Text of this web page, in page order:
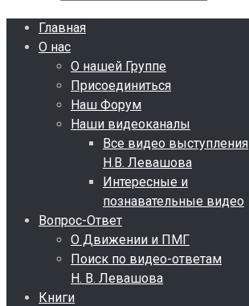
Главная
О нас
О нашей Группе
Присоединиться
Наш Форум
Наши видеоканалы
Все видео выступления
Н.В. Левашова
Интересные и
познавательные видео
Вопрос-Ответ
О Движении и ПМГ
Поиск по видео-ответам
Н. В. Левашова
Книги